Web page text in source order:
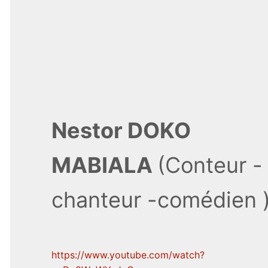
Nestor DOKO
MABIALA (Conteur -
chanteur -comédien
https://www.youtube.com/watch?